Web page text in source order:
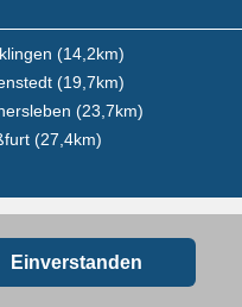
(14,2km)
(19,7km)
(23,7km)
(27,4km)
Datenschutz
Einverstanden